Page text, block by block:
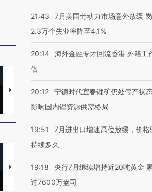
马航飞行员跨国走私7万
视线｜被称为“蟑螂”的
育部长拱下台
【推广】走进第四届链博
21:43
7月美国劳动力市场意外放缓
2.3万个失业率降至4.1%
20:14 海外金融专才回流香港 外籍工
倍
20:12 宁德时代宜春锂矿仍处停产状
影响国内锂资源供需格局
19:51
7月进出口增速高位放缓，价格
持续多久
19:18
央行7月继续增持近20吨黄金
过7600万盎司